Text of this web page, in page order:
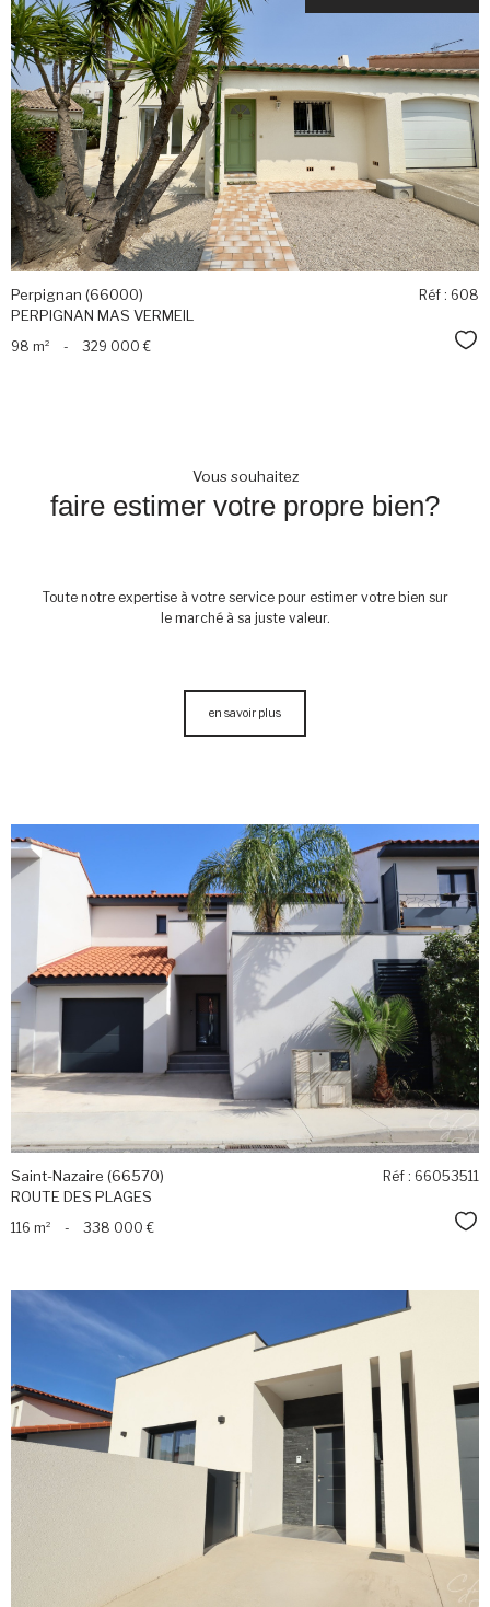
voir le
bien
Perpignan (66000)
PERPIGNAN MAS VERMEIL
Réf : 608
98 m² - 329 000 €
Vous souhaitez
faire estimer votre propre bien?
Toute notre expertise à votre service pour estimer votre bien sur
le marché à sa juste valeur.
en savoir plus
voir le
bien
Saint-Nazaire (66570)
ROUTE DES PLAGES
Réf : 66053511
116 m² - 338 000 €
bien